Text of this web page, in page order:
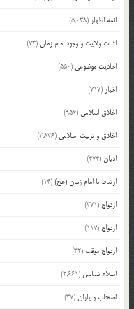
ائمه اطهار (5,038)
اثبات ولایت و وجود امام زمان(73)
احادیث موضوعی (550)
اخبار (717)
اخلاق اسلامی (956)
اخلاق و تربیت اسلامی (2,836)
ادیان(474)
ارتباط با امام زمان (عج)(14)
ازدواج (371)
ازدواج (117)
ازدواج موقت (32)
اسلام شناسی (2,661)
اصحاب و یاران(37)